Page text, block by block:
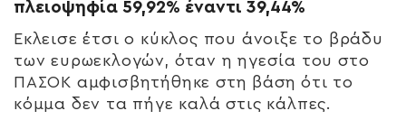
πλειοψηφία 59,92% έναντι 39,44%
Εκλεισε έτσι ο κύκλος που άνοιξε το βράδυ
των ευρωεκλογών, όταν η ηγεσία του στο
ΠΑΣΟΚ αμφισβητήθηκε στη βάση ότι το
κόμμα δεν τα πήγε καλά στις κάλπες.